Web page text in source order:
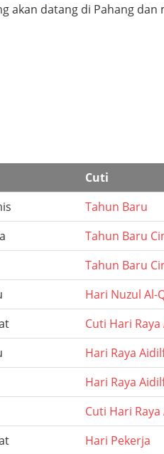
akan datang di Pahang
Cuti
Tahun Baru
Tahun Baru
Tahun Baru
Hari Nuzul Al-
Cuti Hari
Hari Raya
Hari Raya
Cuti Hari
Hari Pekerja